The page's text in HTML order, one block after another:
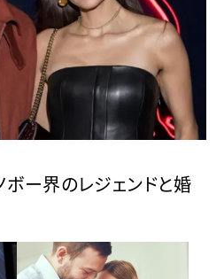
ボー界のレジェンドと婚